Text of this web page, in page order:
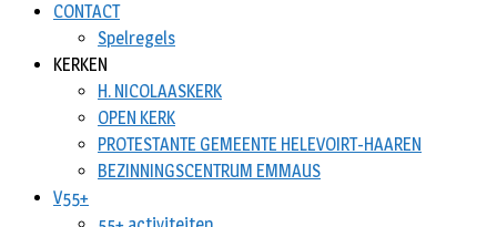
CONTACT
Spelregels
KERKEN
H. NICOLAASKERK
OPEN KERK
PROTESTANTE GEMEENTE HELEVOIRT-HAAREN
BEZINNINGSCENTRUM EMMAUS
V55+